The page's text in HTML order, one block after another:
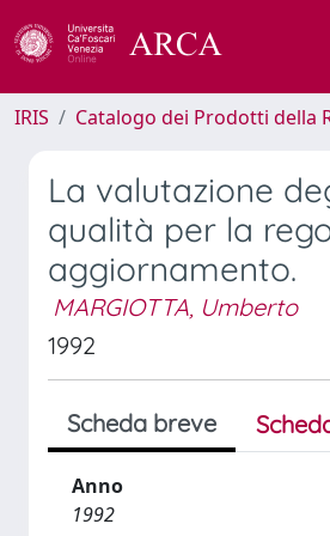
IRIS Catalogo dei Prodotti della
La valutazione
qualità per la
aggiornamento.
MARGIOTTA, Umberto
1992
Scheda breve
Anno
1992